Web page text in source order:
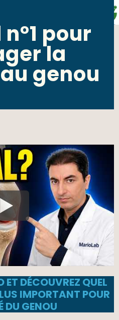
pour
la
genou
ET DÉCOUVREZ QUEL
IMPORTANT POUR
DU GENOU